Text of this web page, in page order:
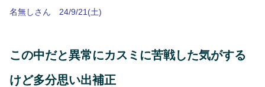
名無しさん 24/9/21(土)
この中だと異常にカスミに苦戦した気がする
けど多分思い出補正